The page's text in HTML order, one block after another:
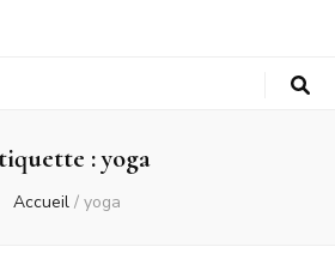
:yoga
Accueil / yoga